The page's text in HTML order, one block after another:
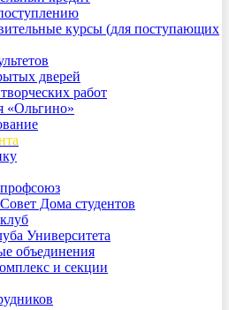
курсы (для поступающих
дверей
работ
«Ольгино»
Дома студентов
Университета
объединения
и секции